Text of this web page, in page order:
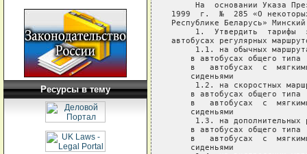
Ресурсы в тему
На  основании Указа
1999  г.  №  285 «О
Республике Беларусь»
1.  Утвердить  тарифы
автобусах регулярных
1.1. на обычных
в автобусах общего типа
в   автобусах  с
    сиденьями
1.2. на скоростных
в автобусах общего типа
в   автобусах  с
    сиденьями
1.3. на дополнительных
в автобусах общего типа
в   автобусах  с
    сиденьями